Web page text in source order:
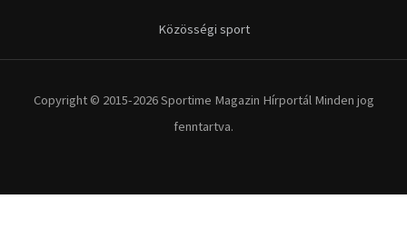
Közösségi sport
Copyright © 2015-2026 Sportime Magazin Hírportál Minden jog
fenntartva.